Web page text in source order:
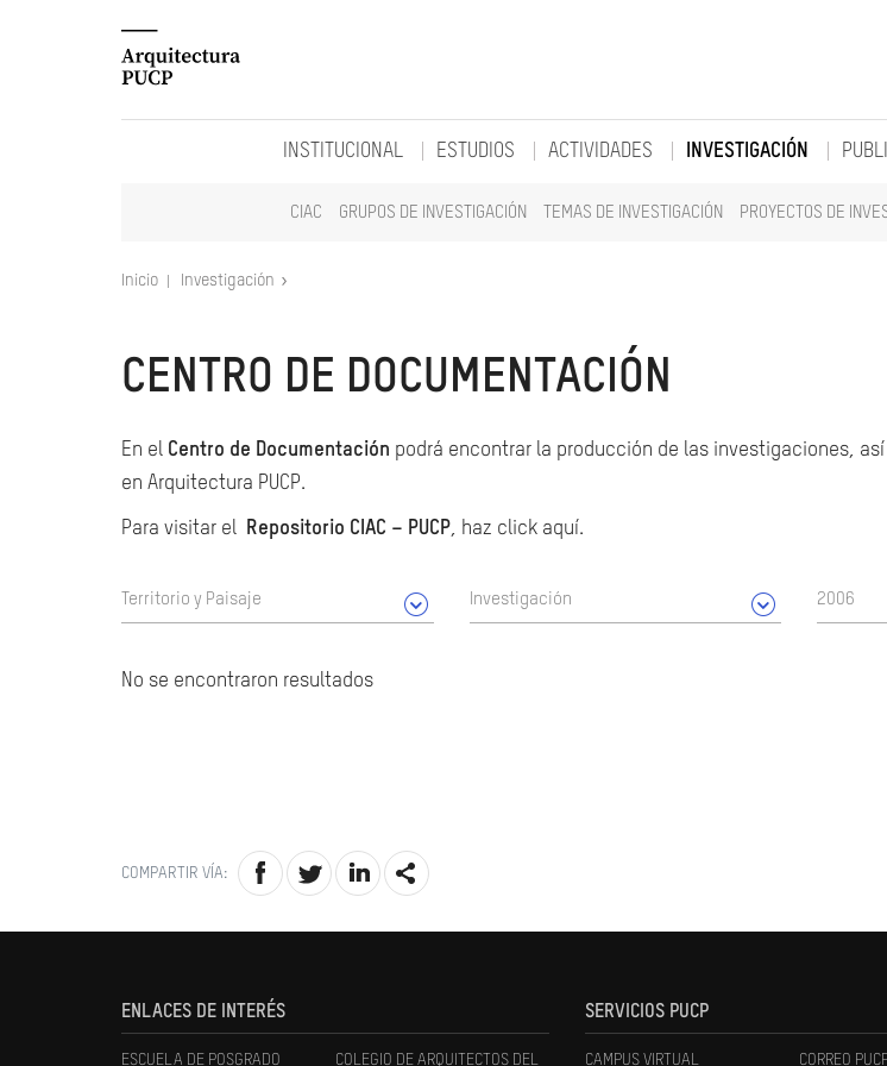
INSTITUCIONAL ESTUDIOS ACTIVIDADES INVESTIGACIÓN
CIAC GRUPOS DE INVESTIGACIÓN TEMAS DE INVESTIGACIÓN PROYECTOS DE
Inicio Investigación
CENTRO DE DOCUMENTACIÓN
En el Centro de Documentación podrá encontrar la producción de las investigaciones,
en Arquitectura PUCP.
Para visitar el Repositorio CIAC – PUCP, haz click aquí.
Territorio y Paisaje Investigación 2006
No se encontraron resultados
COMPARTIR VÍA:
ENLACES DE INTERÉS
ESCUELA DE POSGRADO COLEGIO DE ARQUITECTOS DEL
SERVICIOS PUCP
CAMPUS VIRTUAL CORREO